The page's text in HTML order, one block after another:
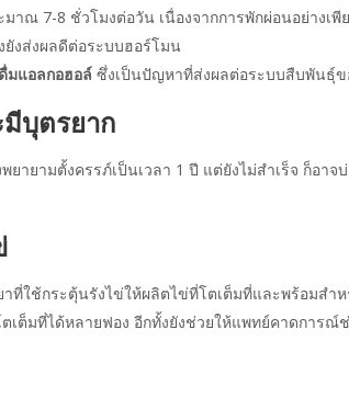
มาณ 7-8 ชั่วโมงต่อวัน เนื่องจากการพักผ่อนอย่างเ
งส่งผลดีต่อระบบฮอร์โมน
มแอลกอฮอล์ ซึ่งเป็นปัญหาที่ส่งผลต่อระบบสืบพันธุ์
บุตรยาก
ายามตั้งครรภ์เป็นเวลา 1 ปี แต่ยังไม่สำเร็จ ก็อาจ
าที่ใช้กระตุ้นรังไข่ให้ผลิตไข่ที่โตเต็มที่และพร้อมส
เต็มที่ได้หลายฟอง อีกทั้งยังช่วยให้แพทย์คาดการณ์